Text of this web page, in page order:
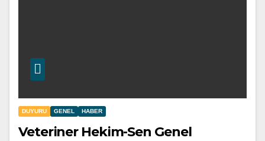
DUYURU GENEL HABER
Veteriner Hekim-Sen Genel